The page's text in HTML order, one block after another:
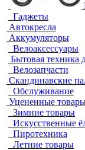
Гаджеты
Автокресла
Аккумуляторы
Велоаксессуары
Бытовая техника
Велозапчасти
Скандинавские
Обслуживание
Уцененные
Зимние товары
Искусственные
Пиротехника
Летние товары